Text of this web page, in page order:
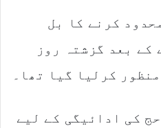
سال تک محدود کرنے کا بل
کے بعد گزشتہ روز
کرلیا گیا تھا۔
کی ادائیگی کے لیے